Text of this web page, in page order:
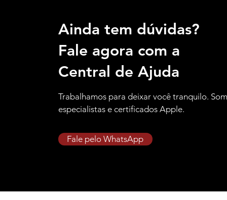
Ainda tem dúvidas?
Fale agora com a
Central de Ajuda
Trabalhamos para deixar você tranquilo.
especialistas e certificados Apple.
Fale pelo WhatsApp